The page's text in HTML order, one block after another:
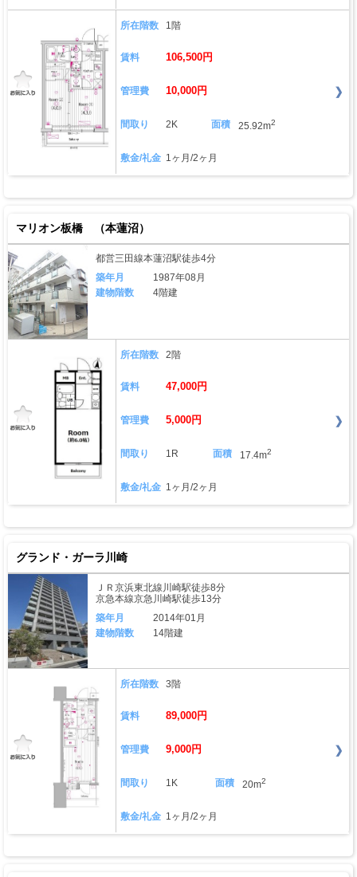
所在階数 1階
賃料 106,500円
管理費 10,000円
間取り 2K 面積 25.92m2
敷金/礼金 1ヶ月/2ヶ月
マリオン板橋 （本蓮沼）
都営三田線本蓮沼駅徒歩4分
築年月
1987年08月
建物階数
4階建
所在階数 2階
賃料 47,000円
管理費 5,000円
間取り 1R 面積 17.4m2
敷金/礼金 1ヶ月/2ヶ月
グランド・ガーラ川崎
ＪＲ京浜東北線川崎駅徒歩8分
京急本線京急川崎駅徒歩13分
築年月
2014年01月
建物階数
14階建
所在階数 3階
賃料 89,000円
管理費 9,000円
間取り 1K 面積 20m2
敷金/礼金 1ヶ月/2ヶ月